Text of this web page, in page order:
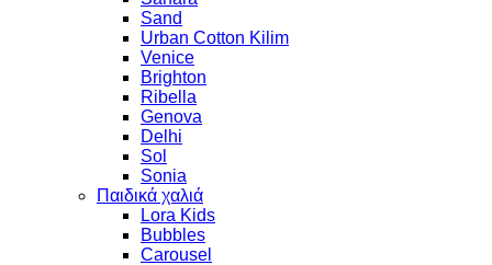
Sand
Urban Cotton Kilim
Venice
Brighton
Ribella
Genova
Delhi
Sol
Sonia
Παιδικά χαλιά
Lora Kids
Bubbles
Carousel